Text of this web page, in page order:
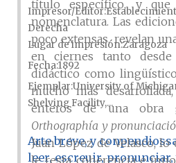
título específico, y
nomenclatura. Las
poco extensas, revelan
en ciernes tanto
didáctico como
mucho más
enteros de una obra
Orthographía y
Juan López de Velasco,
le resta coherencia e
Impresor/Editor
Derecha
Lugar de impresiónZaragoza
Fecha1892
Ejemplar University of
Shelving Facility,...
Arte breve, y
leer, escreuir, pronunciar,